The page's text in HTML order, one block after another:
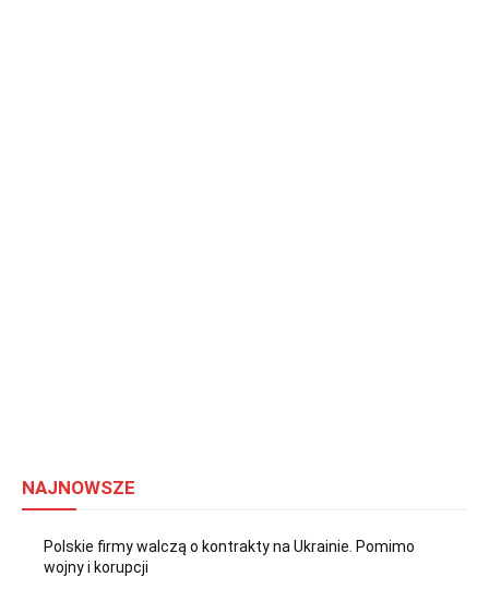
NAJNOWSZE
Polskie firmy walczą o kontrakty na Ukrainie. Pomimo
wojny i korupcji